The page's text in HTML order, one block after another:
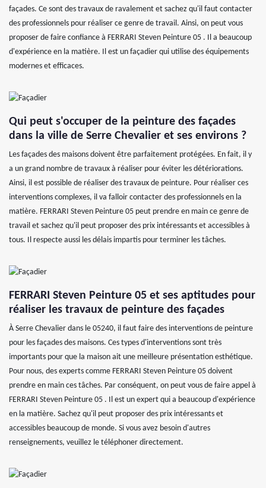
façades. Ce sont des travaux de ravalement et sachez qu'il faut contacter
des professionnels pour réaliser ce genre de travail. Ainsi, on peut vous
proposer de faire confiance à FERRARI Steven Peinture 05 . Il a beaucoup
d'expérience en la matière. Il est un façadier qui utilise des équipements
modernes et efficaces.
Qui peut s'occuper de la peinture des façades
dans la ville de Serre Chevalier et ses environs ?
Les façades des maisons doivent être parfaitement protégées. En fait, il y
a un grand nombre de travaux à réaliser pour éviter les détériorations.
Ainsi, il est possible de réaliser des travaux de peinture. Pour réaliser ces
interventions complexes, il va falloir contacter des professionnels en la
matière. FERRARI Steven Peinture 05 peut prendre en main ce genre de
travail et sachez qu'il peut proposer des prix intéressants et accessibles à
tous. Il respecte aussi les délais impartis pour terminer les tâches.
FERRARI Steven Peinture 05 et ses aptitudes pour
réaliser les travaux de peinture des façades
À Serre Chevalier dans le 05240, il faut faire des interventions de peinture
pour les façades des maisons. Ces types d'interventions sont très
importants pour que la maison ait une meilleure présentation esthétique.
Pour nous, des experts comme FERRARI Steven Peinture 05 doivent
prendre en main ces tâches. Par conséquent, on peut vous de faire appel à
FERRARI Steven Peinture 05 . Il est un expert qui a beaucoup d'expérience
en la matière. Sachez qu'il peut proposer des prix intéressants et
accessibles beaucoup de monde. Si vous avez besoin d'autres
renseignements, veuillez le téléphoner directement.